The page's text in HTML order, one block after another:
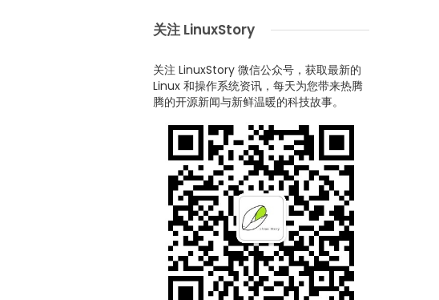
关注 LinuxStory
关注 LinuxStory 微信公众号，获取最新的
Linux 和操作系统资讯，每天为您带来热腾
腾的开源新闻与新鲜温暖的科技故事。